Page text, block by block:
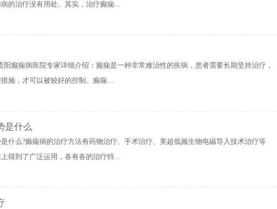
的治疗没有用处。其实，治疗癫痫...
阳癫痫病医院专家详细介绍：癫痫是一种非常难治性的疾病，患者需要长期坚持治疗，
施，才可以被较好的控制。癫痫...
是什么
什么?癫痫病的治疗方法有药物治疗、手术治疗、美超低频生物电磁导入技术治疗等
得到了广泛运用，各有各的治疗特...